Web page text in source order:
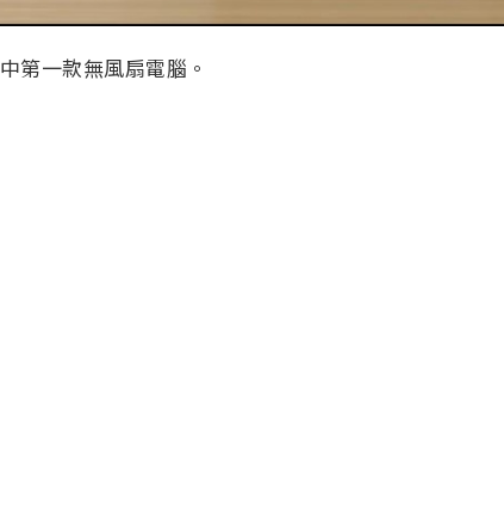
一款無風扇電腦。